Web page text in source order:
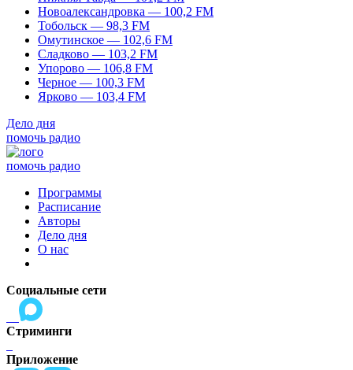
Новоалександровка — 100,2 FM
Тобольск — 98,3 FM
Омутинское — 102,6 FM
Сладково — 103,2 FM
Упорово — 106,8 FM
Черное — 100,3 FM
Ярково — 103,4 FM
Дело дня
помочь радио
помочь радио
Программы
Расписание
Авторы
Дело дня
О нас
Социальные сети
Стриминги
Приложение